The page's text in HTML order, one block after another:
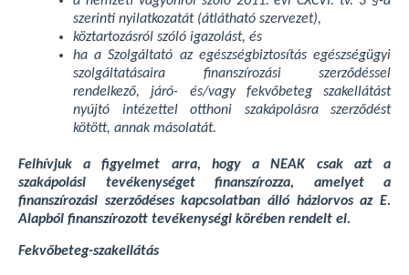
szerinti nyilatkozatát (átlátható szervezet),
köztartozásról szóló igazolást, és
ha a Szolgáltató az egészségbiztosítás egészségügyi
szolgáltatásaira finanszírozási szerződéssel
rendelkező, járó- és/vagy fekvőbeteg szakellátást
nyújtó intézettel otthoni szakápolásra szerződést
kötött, annak másolatát.
Felhívjuk a figyelmet arra, hogy a NEAK csak azt a
szakápolási tevékenységet finanszírozza, amelyet a
finanszírozási szerződéses kapcsolatban álló háziorvos az E.
Alapból finanszírozott tevékenységi körében rendelt el.
Fekvőbeteg-szakellátás